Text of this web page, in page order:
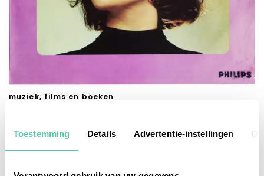
Toestemming Details Advertentie-instellingen
muziek, films en boeken
Juliette Gréco: sous le ciel…
24 SEPTEMBER 2020